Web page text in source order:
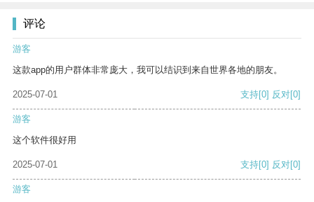
评论
游客
这款app的用户群体非常庞大，我可以结识到来自世界各地的朋友。
2025-07-01 支持[0] 反对[0]
游客
这个软件很好用
2025-07-01 支持[0] 反对[0]
游客